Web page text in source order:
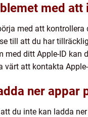
med att
med att
till att du har
med ditt Apple-ID
värt att kontakta
ner appar
du inte kan ladda